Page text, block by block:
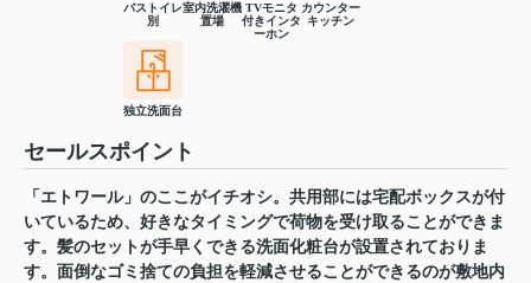
バストイレ
別
室内洗濯機
置場
TVモニタ
付きインタ
ーホン
カウンター
キッチン
独立洗面台
セールスポイント
「エトワール」のここがイチオシ。共用部には宅配ボックスが付
いているため、好きなタイミングで荷物を受け取ることができま
す。髪のセットが手早くできる洗面化粧台が設置されておりま
す。面倒なゴミ捨ての負担を軽減させることができるのが敷地内